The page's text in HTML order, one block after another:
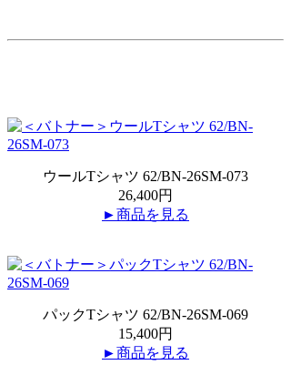
ウールTシャツ 62/BN-26SM-073
26,400円
►商品を見る
パックTシャツ 62/BN-26SM-069
15,400円
►商品を見る